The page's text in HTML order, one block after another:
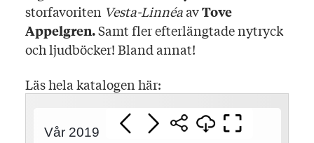
storfavoriten Vesta-LinnéaavTove
Appelgren.Samt fler efterlängtade nytryck
och ljudböcker! Bland annat!
Läs hela katalogen här: